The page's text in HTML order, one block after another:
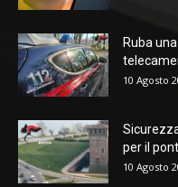
Ruba
10 Agosto
per il
10 Agosto